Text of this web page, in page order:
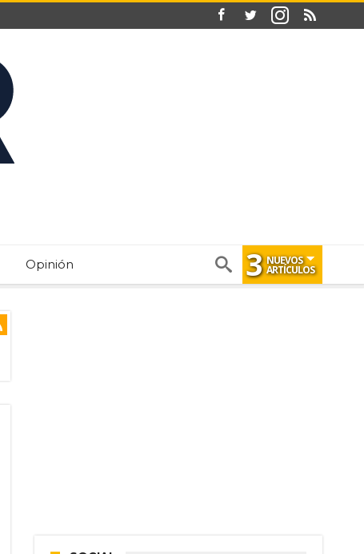
Opinión 3 NUEVOS
ARTÍCULOS